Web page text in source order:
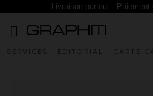
Livraison partout -
SERVICES EDITORIAL CARTE